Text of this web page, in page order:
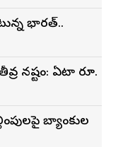
భారత్..
నష్టం: ఏటా రూ.
బ్యాంకుల